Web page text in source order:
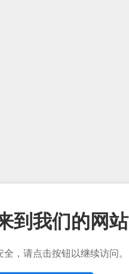
到我们的网站
全，请点击按钮以继续访问。